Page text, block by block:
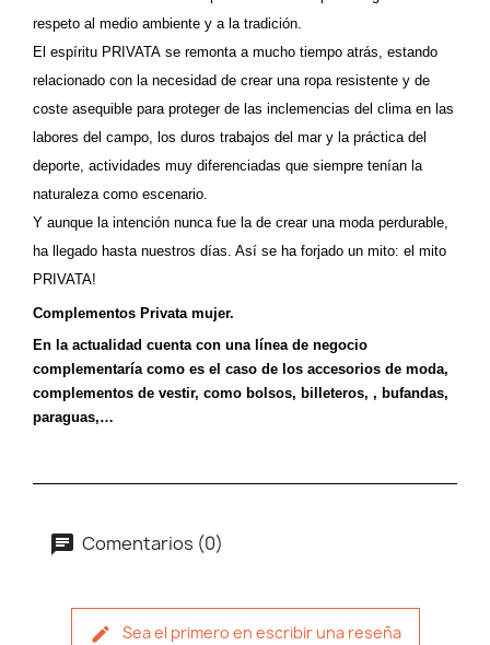
respeto al medio ambiente y a la tradición.
El espíritu PRIVATA se remonta a mucho tiempo atrás, estando
relacionado con la necesidad de crear una ropa resistente y de
coste asequible para proteger de las inclemencias del clima en las
labores del campo, los duros trabajos del mar y la práctica del
deporte, actividades muy diferenciadas que siempre tenían la
naturaleza como escenario.
Y aunque la intención nunca fue la de crear una moda perdurable,
ha llegado hasta nuestros días. Así se ha forjado un mito: el mito
PRIVATA!
Complementos Privata mujer.
En la actualidad cuenta con una línea de negocio
complementaría como es el caso de los accesorios de moda,
complementos de vestir, como bolsos, billeteros, , bufandas,
paraguas,…
Comentarios (0)
Sea el primero en escribir una reseña